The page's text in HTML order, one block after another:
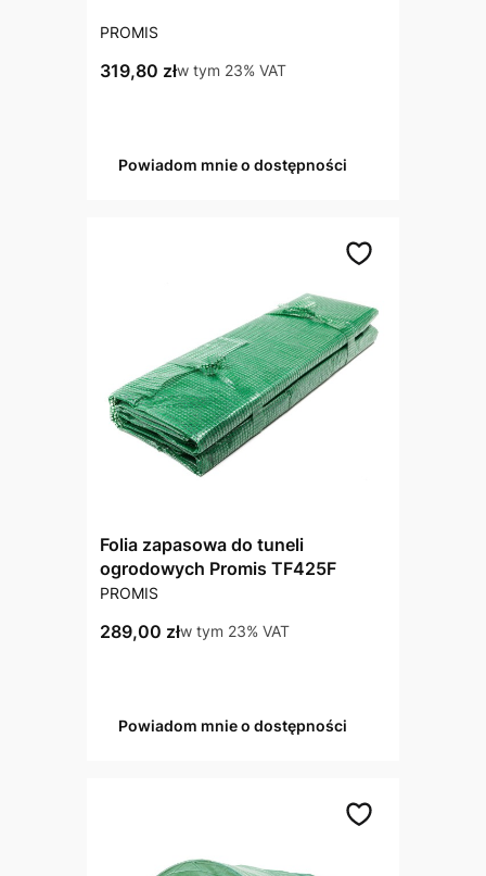
PRODUCENT
PROMIS
Cena brutto
319,80 złw tym %s VAT
w tym 23% VAT
Powiadom mnie o dostępności
Folia zapasowa do tuneli
ogrodowych Promis TF425F
PRODUCENT
PROMIS
Cena brutto
289,00 złw tym %s VAT
w tym 23% VAT
Powiadom mnie o dostępności